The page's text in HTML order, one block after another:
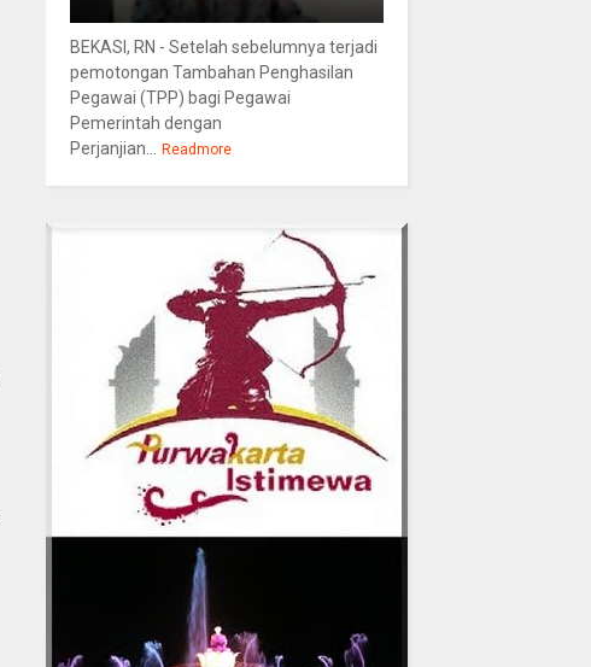
BEKASI, RN - Setelah sebelumnya terjadi
pemotongan Tambahan Penghasilan
Pegawai (TPP) bagi Pegawai
Pemerintah dengan
Perjanjian...
Readmore